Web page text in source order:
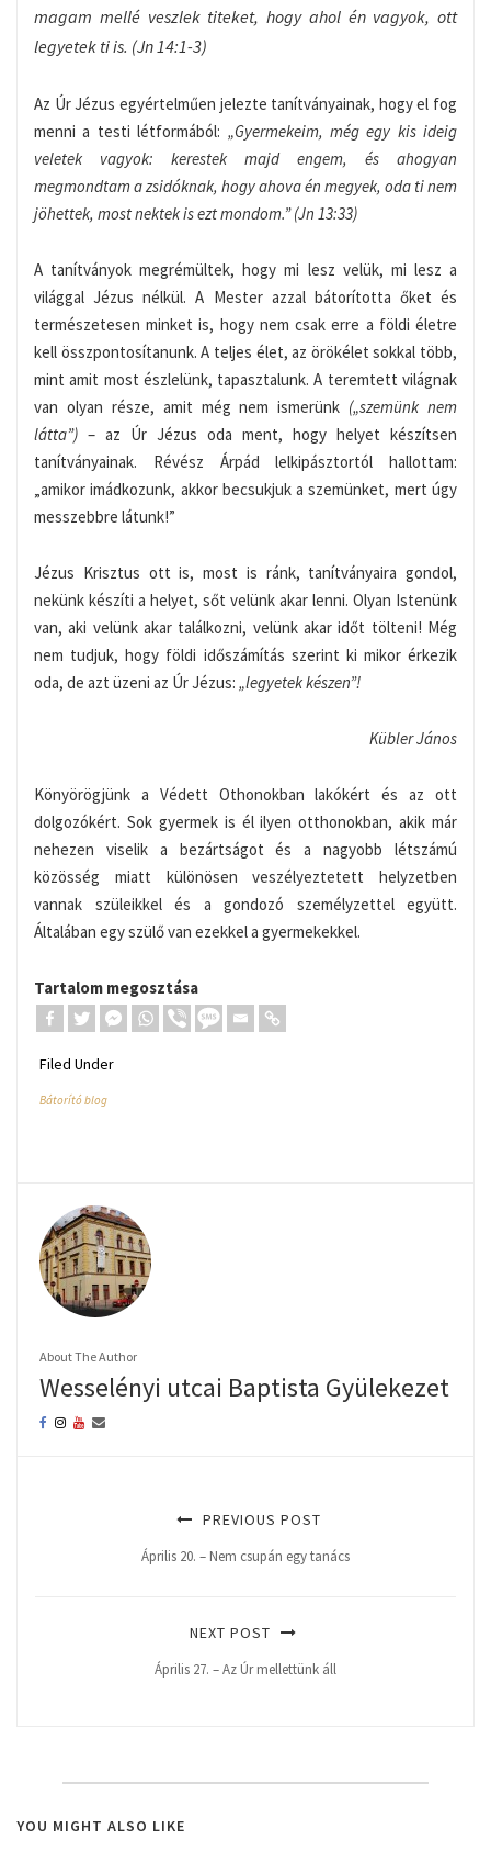
magam mellé veszlek titeket, hogy ahol én vagyok, ott
legyetek ti is. (Jn 14:1-3)
Az Úr Jézus egyértelműen jelezte tanítványainak, hogy el fog
menni a testi létformából: „Gyermekeim, még egy kis ideig
veletek vagyok: kerestek majd engem, és ahogyan
megmondtam a zsidóknak, hogy ahova én megyek, oda ti nem
jöhettek, most nektek is ezt mondom.” (Jn 13:33)
A tanítványok megrémültek, hogy mi lesz velük, mi lesz a
világgal Jézus nélkül. A Mester azzal bátorította őket és
természetesen minket is, hogy nem csak erre a földi életre
kell összpontosítanunk. A teljes élet, az örökélet sokkal több,
mint amit most észlelünk, tapasztalunk. A teremtett világnak
van olyan része, amit még nem ismerünk („szemünk nem
látta”) – az Úr Jézus oda ment, hogy helyet készítsen
tanítványainak. Révész Árpád lelkipásztortól hallottam:
„amikor imádkozunk, akkor becsukjuk a szemünket, mert úgy
messzebbre látunk!”
Jézus Krisztus ott is, most is ránk, tanítványaira gondol,
nekünk készíti a helyet, sőt velünk akar lenni. Olyan Istenünk
van, aki velünk akar találkozni, velünk akar időt tölteni! Még
nem tudjuk, hogy földi időszámítás szerint ki mikor érkezik
oda, de azt üzeni az Úr Jézus: „legyetek készen”!
Kübler János
Könyörögjünk a Védett Othonokban lakókért és az ott
dolgozókért. Sok gyermek is él ilyen otthonokban, akik már
nehezen viselik a bezártságot és a nagyobb létszámú
közösség miatt különösen veszélyeztetett helyzetben
vannak szüleikkel és a gondozó személyzettel együtt.
Általában egy szülő van ezekkel a gyermekekkel.
Tartalom megosztása
Filed Under
Bátorító blog
About The Author
Wesselényi utcai Baptista Gyülekezet
PREVIOUS POST
Április 20. – Nem csupán egy tanács
NEXT POST
Április 27. – Az Úr mellettünk áll
YOU MIGHT ALSO LIKE